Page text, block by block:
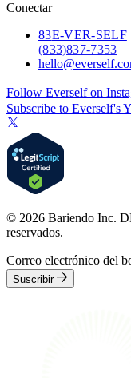
Conectar
83E-VER-SELF
(833) 837-7353
Follow Everself on
Subscribe to Everself's
© 2026 Bariendo Inc.
reservados.
Correo electrónico del
Suscribir